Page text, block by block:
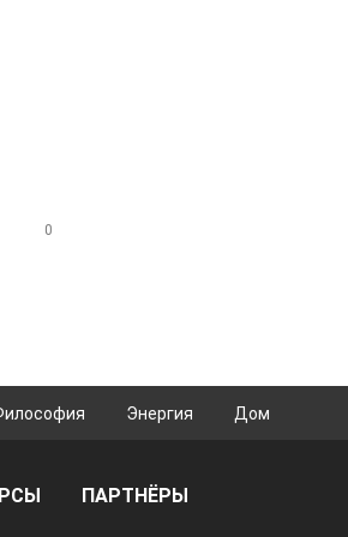
0
Энергия Дом
ПАРТНЁРЫ